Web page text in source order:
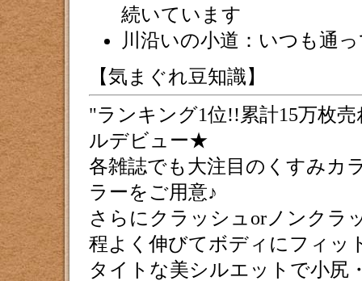
続いています
川沿いの小道：いつも通
【気まぐれ豆知識】
ランキング1位!!累計15万枚
ルデビュー★
各雑誌でも大注目のくすみカ
ラーをご用意♪
さらにクラッシュorノンクラ
程よく伸びてボディにフィッ
タイトな美シルエットで小尻